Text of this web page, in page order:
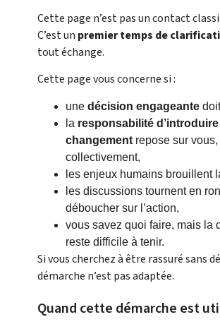
Cette page n’est pas un contact
C’est un premier temps de
tout échange.
Cette page vous concerne si :
une décision engageantedoit
la responsabilité
changementrepose sur vous,
collectivement,
les enjeux humains brouillent
les discussions tournent en
déboucher sur l’action,
vous savez quoi faire, mais la
reste difficile à tenir.
Si vous cherchez à être rassuré sans
démarche n’est pas adaptée.
Quand cette démarche est